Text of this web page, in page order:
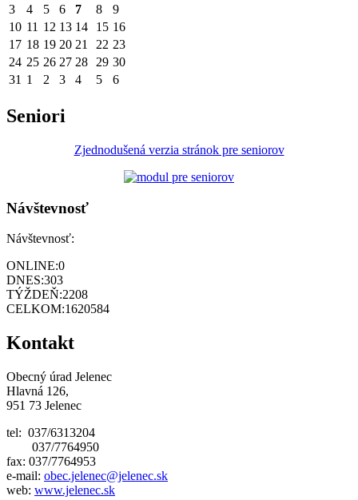
3
4 5 6 7 8
9
10 11 12 13 14 15 16
17 18 19 20 21 22 23
24 25 26 27 28 29 30
31 1 2 3 4 5 6
Seniori
Zjednodušená verzia stránok pre seniorov
Návštevnosť
Návštevnosť:
ONLINE:0
DNES:303
TÝŽDEŇ:2208
CELKOM:1620584
Kontakt
Obecný úrad Jelenec
Hlavná 126,
951 73 Jelenec
tel: 037/6313204
037/7764950
fax: 037/7764953
e-mail: obec.jelenec@jelenec.sk
web: www.jelenec.sk